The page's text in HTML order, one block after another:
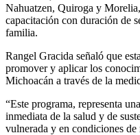
Nahuatzen, Quiroga y
capacitación con duración de
familia.
Rangel Gracida señaló que
promover y aplicar los
Michoacán a través de la
“Este programa, representa
inmediata de la salud y de
vulnerada y en condiciones